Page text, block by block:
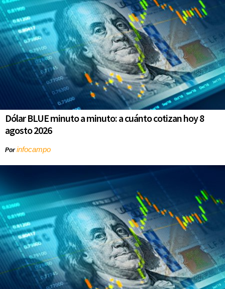
Dólar BLUE minuto a minuto: a cuánto cotizan hoy 8
agosto 2026
Porinfocampo